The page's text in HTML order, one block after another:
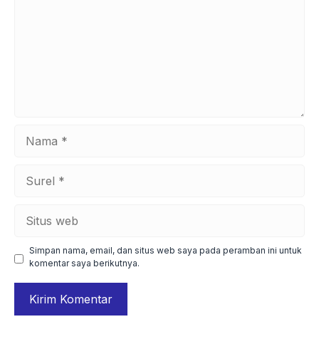
web
Simpan nama, email, dan situs web saya pada peramban ini untuk
komentar saya berikutnya.